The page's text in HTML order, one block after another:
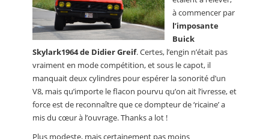
à commencer par
l’imposante
Buick
Skylark1964 de Didier Greif. Certes, l’engin n’était pas
vraiment en mode compétition, et sous le capot, il
manquait deux cylindres pour espérer la sonorité d’un
V8, mais qu’importe le flacon pourvu qu’on ait l’ivresse, et
force est de reconnaître que ce dompteur de ‘ricaine’ a
mis du cœur à l’ouvrage. Thanks a lot !
Plus modeste, mais certainement pas moins